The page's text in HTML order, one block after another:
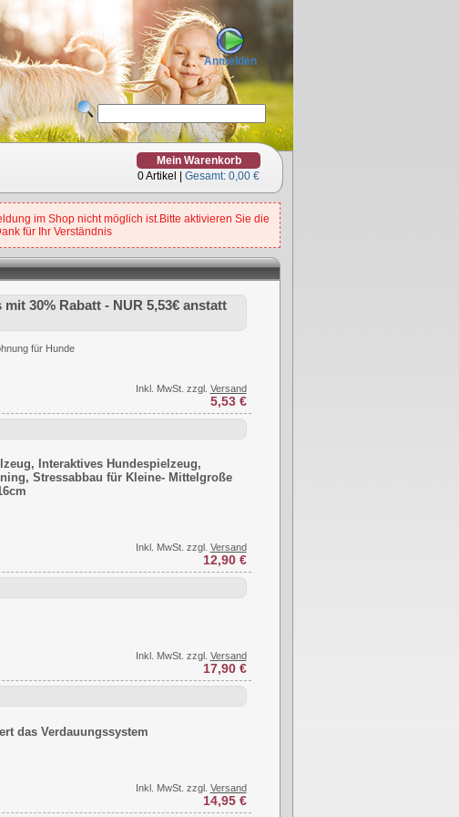
Anmelden
Mein Warenkorb
0Artikel | Gesamt: 0,00 €
im Shop nicht möglich ist.Bitte aktivieren Sie die
für Ihr Verständnis
30% Rabatt - NUR 5,53€ anstatt
für Hunde
Inkl. MwSt. zzgl. Versand
5,53 €
Interaktives Hundespielzeug,
Stressabbau für Kleine- Mittelgroße
Inkl. MwSt. zzgl. Versand
12,90 €
Inkl. MwSt. zzgl. Versand
17,90 €
das Verdauungssystem
Inkl. MwSt. zzgl. Versand
14,95 €